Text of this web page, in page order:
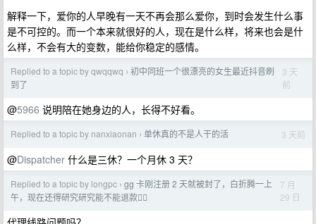
解释一下，爱你的人早晚有一天不再会那么爱你，到时会发生什么事
是不可控的。而一个本来就很好的人，现在是什么样，将来也会是什
么样，不会有大的变数，能给你稳定的感情。
Replied to a topic by qwqqwq › 初中同班一个很漂亮的女生最近抖音刷
到了
3 天
前
@5966 说明陪在她身边的人，长得不好看。
Replied to a topic by nanxiaonan › 单休真的不是人干的活 3 天前
@Dispatcher 什么是三休？一个月休 3 天？
Replied to a topic by longpc › gg 卡刚注册 2 天就被封了，白折腾一上
午，现在还得研究研究能不能退款🙂‍↔️
7 月
29 日